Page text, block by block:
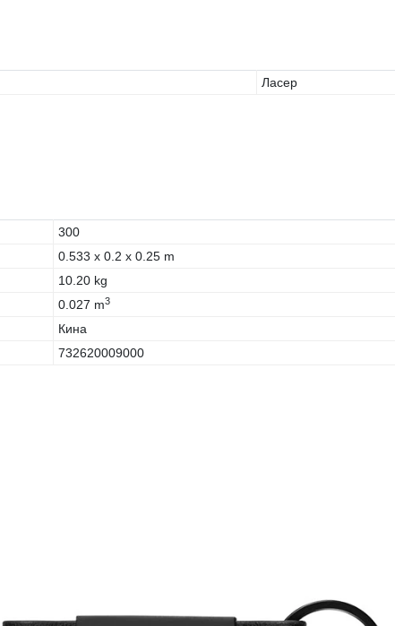
Ласер
300
0.533 x 0.2 x 0.25 m
10.20 kg
0.027 m3
Кина
732620009000